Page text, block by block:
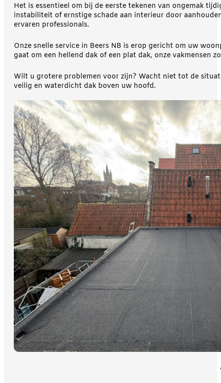
Het is essentieel om bij de eerste tekenen van ongemak
instabiliteit of ernstige schade aan interieur door
ervaren professionals.
Onze snelle service in Beers NB is erop gericht om uw
gaat om een hellend dak of een plat dak, onze vakmensen
Wilt u grotere problemen voor zijn? Wacht niet tot de
veilig en waterdicht dak boven uw hoofd.